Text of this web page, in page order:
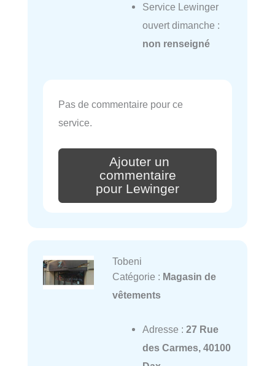
Service Lewinger
ouvert dimanche :
non renseigné
Pas de commentaire pour ce
service.
Ajouter un
commentaire
pour Lewinger
Tobeni
Catégorie : Magasin de
vêtements
Adresse : 27 Rue
des Carmes, 40100